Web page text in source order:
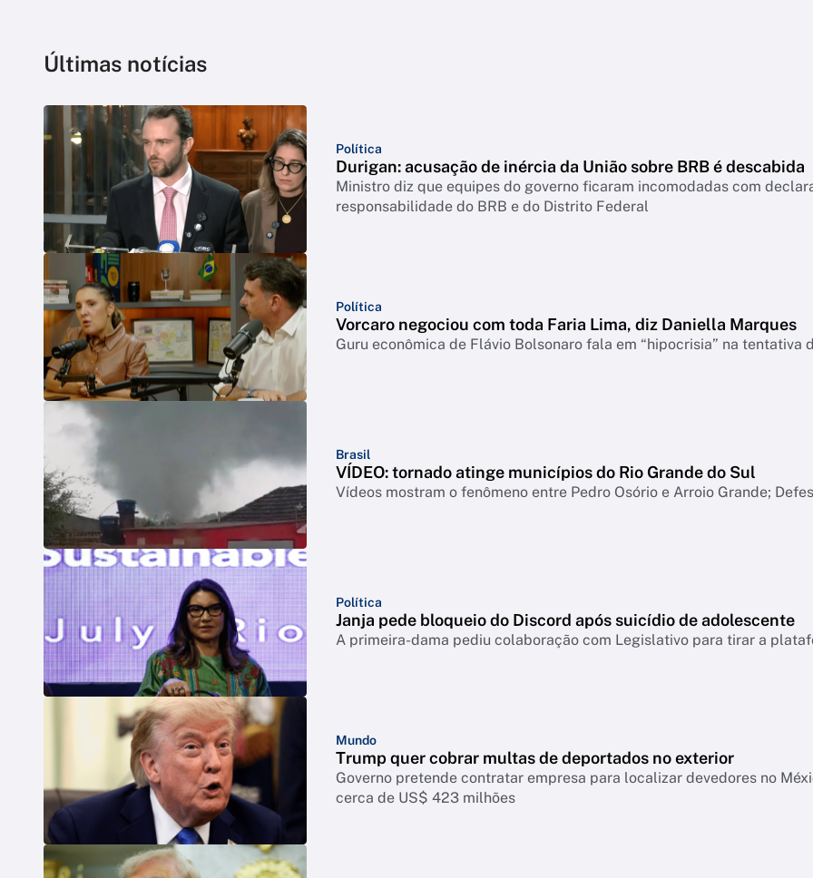
Últimas notícias
Política
Durigan: acusação de inércia da União sobre BRB é descabida
Ministro diz que equipes do governo ficaram incomodadas com
responsabilidade do BRB e do Distrito Federal
Política
Vorcaro negociou com toda Faria Lima, diz Daniella Marques
Guru econômica de Flávio Bolsonaro fala em “hipocrisia” na tentativa
Brasil
VÍDEO: tornado atinge municípios do Rio Grande do Sul
Vídeos mostram o fenômeno entre Pedro Osório e Arroio Grande;
Política
Janja pede bloqueio do Discord após suicídio de adolescente
A primeira-dama pediu colaboração com Legislativo para tirar a
Mundo
Trump quer cobrar multas de deportados no exterior
Governo pretende contratar empresa para localizar devedores no
cerca de US$ 423 milhões